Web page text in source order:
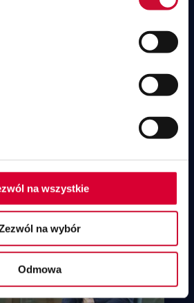
na wszystkie
na wybór
Odmowa
Business One do
do zarządzania spółkami
One.